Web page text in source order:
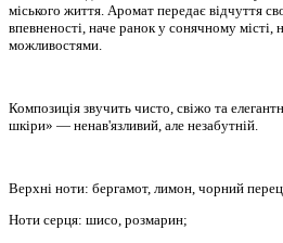
міського життя. Аромат передає відчуття
впевненості, наче ранок у сонячному
можливостями.
Композиція звучить чисто, свіжо та
шкіри» — ненав'язливий, але незабутній.
Верхні ноти: бергамот, лимон, чорний
Ноти серця: шисо, розмарин;